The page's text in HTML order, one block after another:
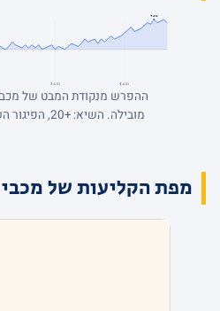
+20
רבע 3 רבע 4
ההפרש מנקודת המבט של
מפת הקליעות של מכבי